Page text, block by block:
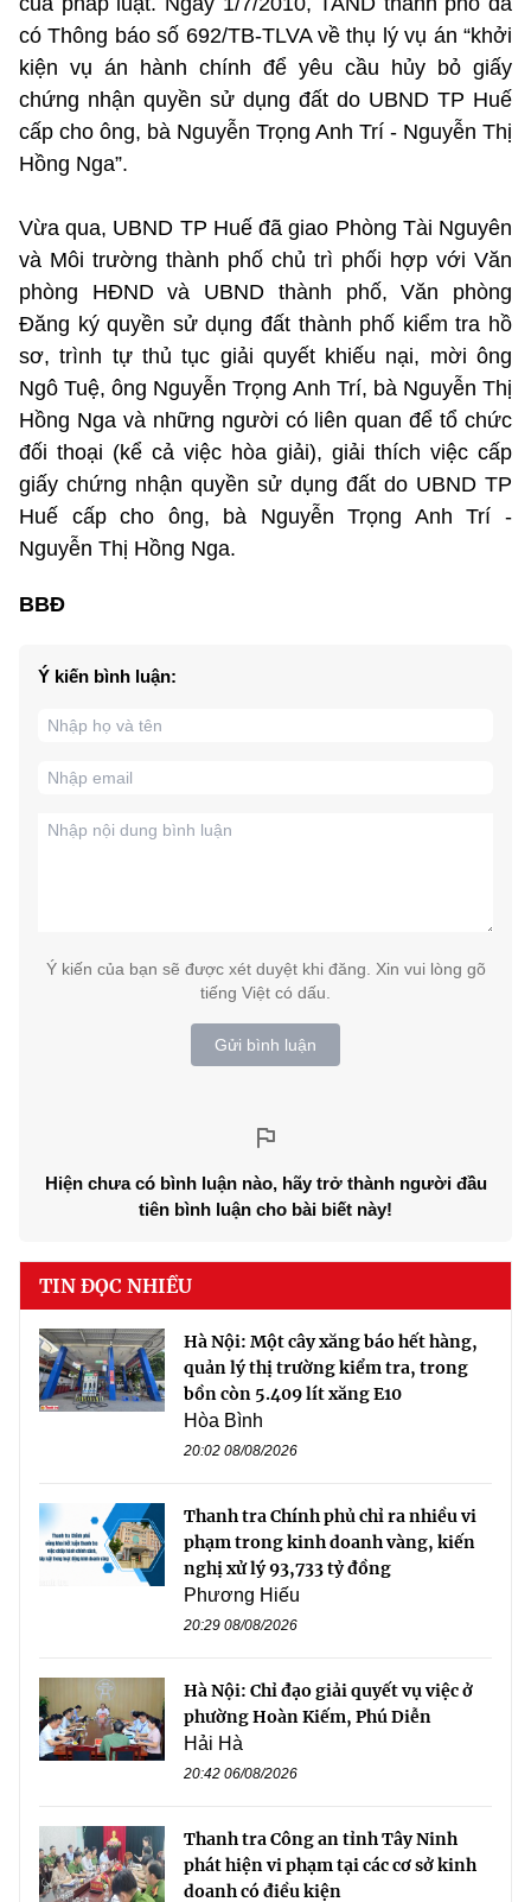
có Thông báo số 692/TB-TLVA về thụ lý vụ án “khởi
kiện vụ án hành chính để yêu cầu hủy bỏ giấy
chứng nhận quyền sử dụng đất do UBND TP Huế
cấp cho ông, bà Nguyễn Trọng Anh Trí - Nguyễn Thị
Hồng Nga”.
Vừa qua, UBND TP Huế đã giao Phòng Tài Nguyên
và Môi trường thành phố chủ trì phối hợp với Văn
phòng HĐND và UBND thành phố, Văn phòng
Đăng ký quyền sử dụng đất thành phố kiểm tra hồ
sơ, trình tự thủ tục giải quyết khiếu nại, mời ông
Ngô Tuệ, ông Nguyễn Trọng Anh Trí, bà Nguyễn Thị
Hồng Nga và những người có liên quan để tổ chức
đối thoại (kể cả việc hòa giải), giải thích việc cấp
giấy chứng nhận quyền sử dụng đất do UBND TP
Huế cấp cho ông, bà Nguyễn Trọng Anh Trí -
Nguyễn Thị Hồng Nga.
BBĐ
Ý kiến bình luận:
Ý kiến của bạn sẽ được xét duyệt khi đăng. Xin vui lòng gõ
tiếng Việt có dấu.
Gửi bình luận
Hiện chưa có bình luận nào, hãy trở thành người đầu
tiên bình luận cho bài biết này!
TIN ĐỌC NHIỀU
Hà Nội: Một cây xăng báo hết hàng,
quản lý thị trường kiểm tra, trong
bồn còn 5.409 lít xăng E10
Hòa Bình
20:02 08/08/2026
Thanh tra Chính phủ chỉ ra nhiều vi
phạm trong kinh doanh vàng, kiến
nghị xử lý 93,733 tỷ đồng
Phương Hiếu
20:29 08/08/2026
Hà Nội: Chỉ đạo giải quyết vụ việc ở
phường Hoàn Kiếm, Phú Diễn
Hải Hà
20:42 06/08/2026
Thanh tra Công an tỉnh Tây Ninh
phát hiện vi phạm tại các cơ sở kinh
doanh có điều kiện